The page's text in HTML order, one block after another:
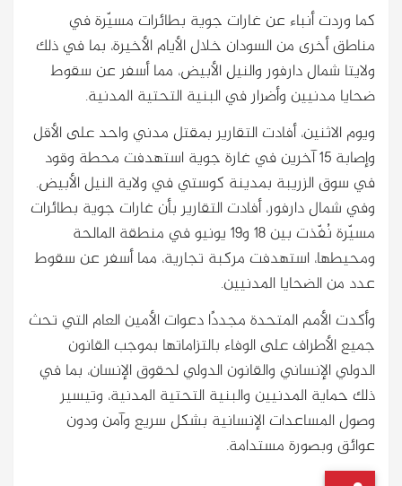
كما وردت أنباء عن غارات جوية بطائرات مسيّرة في
مناطق أخرى من السودان خلال الأيام الأخيرة، بما في ذلك
ولايتا شمال دارفور والنيل الأبيض، مما أسفر عن سقوط
ضحايا مدنيين وأضرار في البنية التحتية المدنية.
ويوم الاثنين، أفادت التقارير بمقتل مدني واحد على الأقل
وإصابة 15 آخرين في غارة جوية استهدفت محطة وقود
في سوق الزريبة بمدينة كوستي في ولاية النيل الأبيض.
وفي شمال دارفور، أفادت التقارير بأن غارات جوية بطائرات
مسيّرة نُفّذت بين 18 و19 يونيو في منطقة المالحة
ومحيطها، استهدفت مركبة تجارية، مما أسفر عن سقوط
عدد من الضحايا المدنيين.
وأكدت الأمم المتحدة مجددًا دعوات الأمين العام التي تحث
جميع الأطراف على الوفاء بالتزاماتها بموجب القانون
الدولي الإنساني والقانون الدولي لحقوق الإنسان، بما في
ذلك حماية المدنيين والبنية التحتية المدنية، وتيسير
وصول المساعدات الإنسانية بشكل سريع وآمن ودون
عوائق وبصورة مستدامة.